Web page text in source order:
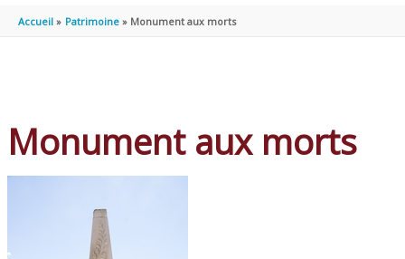
PRINCIPAL
Accueil Patrimoine Monument aux morts
Monument aux morts